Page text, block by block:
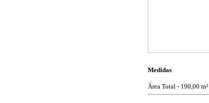
Medidas
Área Total - 190,00 m²